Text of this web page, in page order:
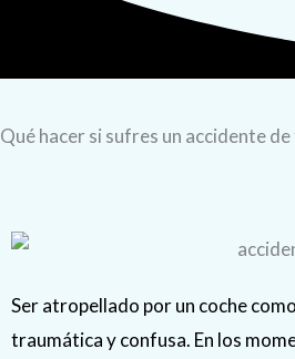
Qué hacer si sufres un accidente
Ser atropellado por un coche
traumática y confusa. En los